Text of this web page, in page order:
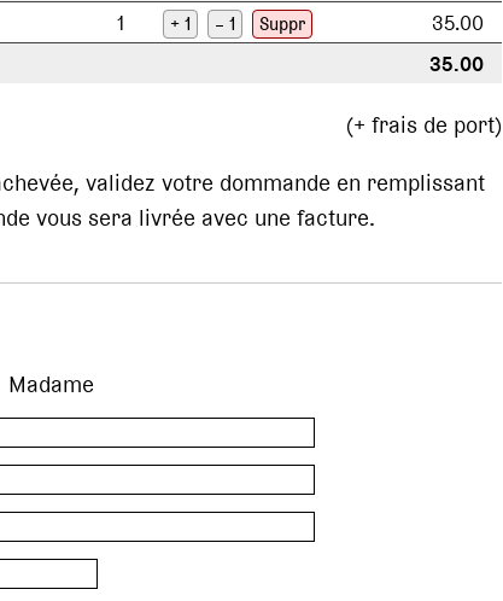
1 + 1 – 1 Suppr
35.00
35.00
(+ frais de port)
validez votre dommande en remplissant
vous sera livrée avec une facture.
Madame